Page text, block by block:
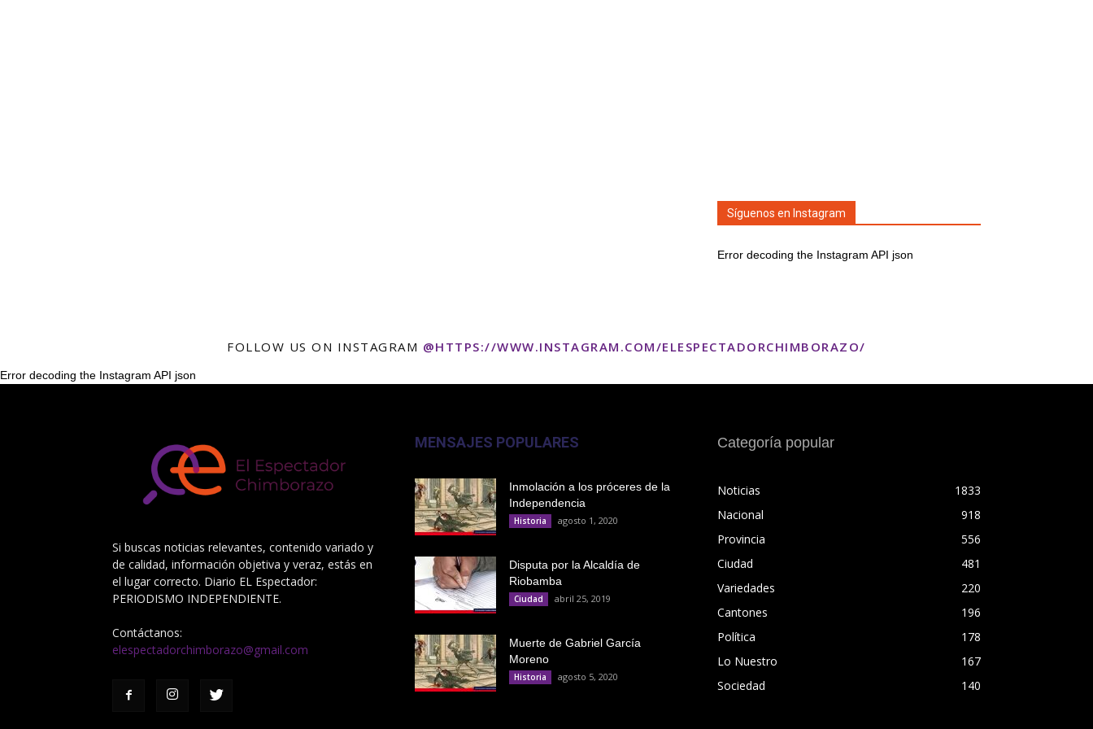
Síguenos en Instagram
Error decoding the Instagram API json
FOLLOW US ON INSTAGRAM @HTTPS://WWW.INSTAGRAM.COM/ELESPECTADORCHIMBORAZO/
Error decoding the Instagram API json
Si buscas noticias relevantes, contenido variado y
de calidad, información objetiva y veraz, estás en
el lugar correcto. Diario EL Espectador:
PERIODISMO INDEPENDIENTE.
Contáctanos:
elespectadorchimborazo@gmail.com
MENSAJES POPULARES
Inmolación a los próceres de la
Independencia
Historia agosto 1, 2020
Disputa por la Alcaldía de
Riobamba
Ciudad abril 25, 2019
Muerte de Gabriel García
Moreno
Historia agosto 5, 2020
Categoría popular
Noticias
1833
Nacional
918
Provincia
556
Ciudad
481
Variedades
220
Cantones
196
Política
178
Lo Nuestro
167
Sociedad
140